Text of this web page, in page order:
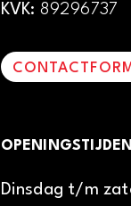
KVK: 89296737
OPENINGSTIJDEN
Dinsdag t/m